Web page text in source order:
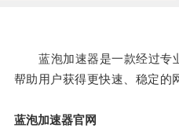
蓝泡加速器是一款经过专
帮助用户获得更快速、稳定的
蓝泡加速器官网